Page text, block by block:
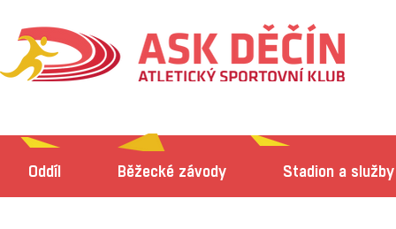
Oddíl Běžecké závody Stadion a služby